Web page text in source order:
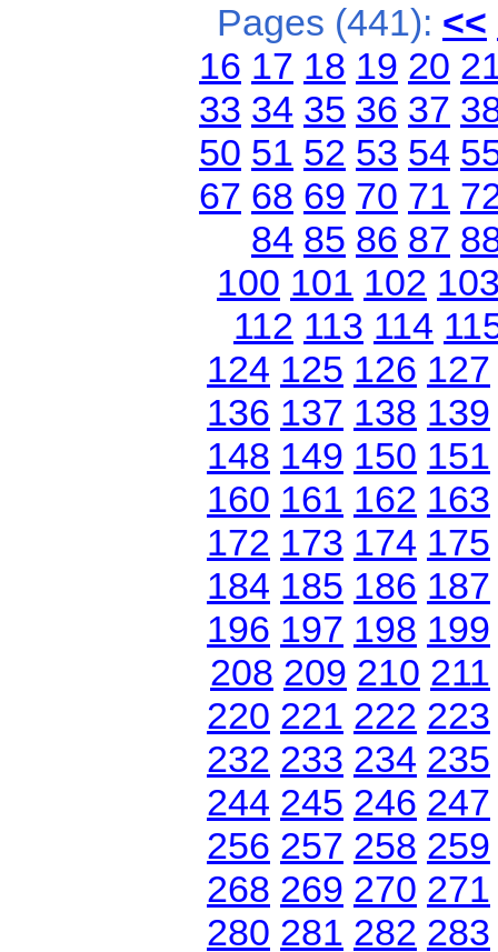
Pages (441): <<
16 17 18 19 20
33 34 35 36 37
50 51 52 53 54
67 68 69 70 71
84 85 86 87
100 101 102
112 113 114
124 125 126 127
136 137 138 139
148 149 150 151
160 161 162 163
172 173 174 175
184 185 186 187
196 197 198 199
208 209 210 211
220 221 222 223
232 233 234 235
244 245 246 247
256 257 258 259
268 269 270 271
280 281 282 283